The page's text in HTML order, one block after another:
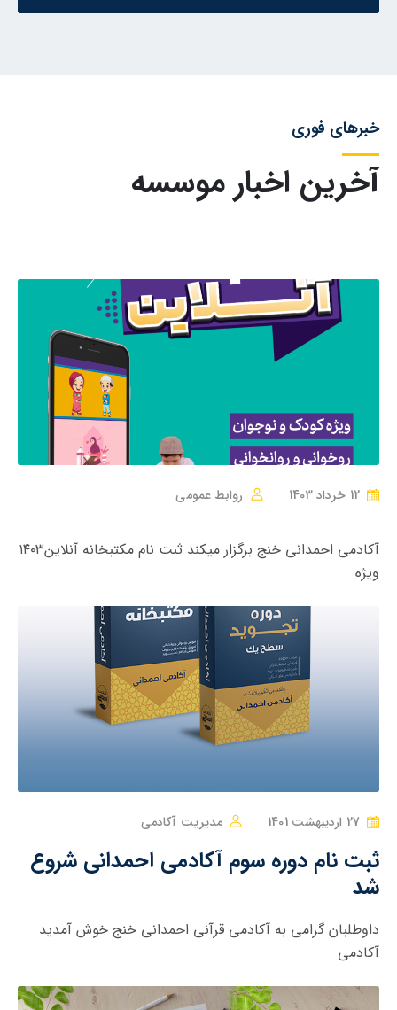
آخرین اخبار موسسه
خبرهای فوری
12 خرداد 1403 روابط عمومی
آکادمی احمدانی خنج برگزار میکند ثبت نام مکتبخانه آنلاین۱۴۰۳
ویژه
27 اردیبهشت 1401 مدیریت آکادمی
ثبت نام دوره سوم آکادمی احمدانی شروع
شد
داوطلبان گرامی به آکادمی قرآنی احمدانی خنج خوش آمدید
آکادمی